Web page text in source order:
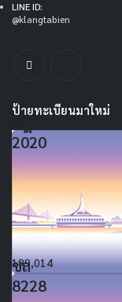
LINE ID:
@klangtabien
ป้ายทะเบียนมาใหม่
ศฎ
2020
85,014
ชถ
8228
199,014